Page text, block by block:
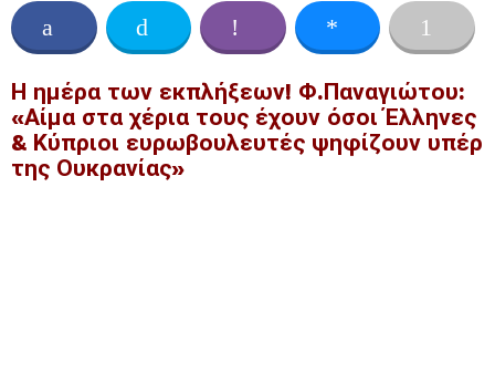
Η ημέρα των εκπλήξεων! Φ.Παναγιώτου:
«Αίμα στα χέρια τους έχουν όσοι Έλληνες
& Κύπριοι ευρωβουλευτές ψηφίζουν υπέρ
της Ουκρανίας»